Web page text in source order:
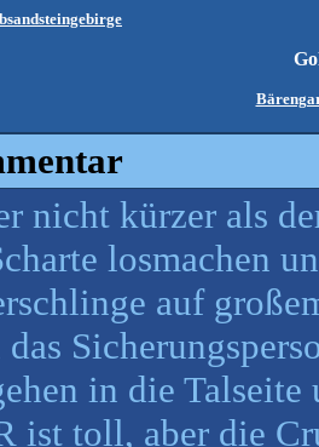
nicht kürzer als
losmachen
auf
das
in die
ist toll, aber die